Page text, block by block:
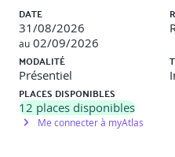
Réalisation des
pipelines CI/CD et Amazon
(Amazon ECS)
Utilisation des outils
automatisations du pipeline
DATE
31/08/2026
au 02/09/2026
MODALITÉ
Présentiel
PLACES DISPONIBLES
12 places disponibles
Me connecter à myAtlas